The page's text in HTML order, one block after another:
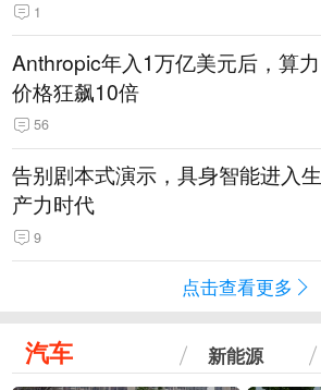
1
Anthropic年入1万亿美元后，算力
价格狂飙10倍
56
告别剧本式演示，具身智能进入生
产力时代
9
点击查看更多
汽车 新能源